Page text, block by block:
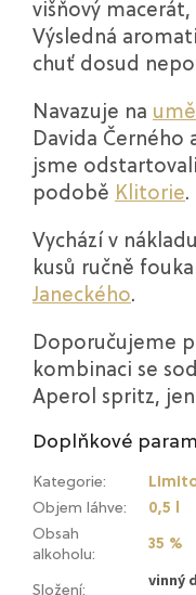
višňový
Výsledná
chuť dosud
Navazuje na
Davida Černého
jsme
podobě Klitorie.
Vychází v
kusů ručně
Janeckého.
Doporučujeme
kombinaci se
Aperol spritz,
Doplňkové
Kategorie:
Objem láhve:
0,5 l
Obsah
alkoholu:
35 %
Složení:
vinný